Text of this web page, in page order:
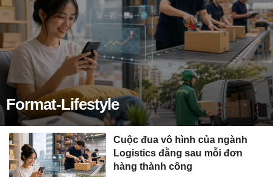
Format-Lifestyle
Cuộc đua vô hình của ngành
Logistics đằng sau mỗi đơn
hàng thành công